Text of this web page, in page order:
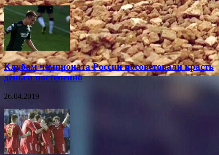
Клубам чемпионата России посоветовали красть
деньги постепенно
26.04.2019